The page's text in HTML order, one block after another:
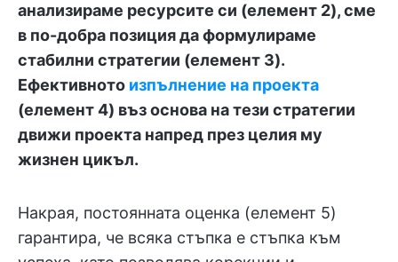
анализираме ресурсите си (елемент 2), сме
в по-добра позиция да формулираме
стабилни стратегии (елемент 3).
Ефективното изпълнение на проекта
(елемент 4) въз основа на тези стратегии
движи проекта напред през целия му
жизнен цикъл.
Накрая, постоянната оценка (елемент 5)
гарантира, че всяка стъпка е стъпка към